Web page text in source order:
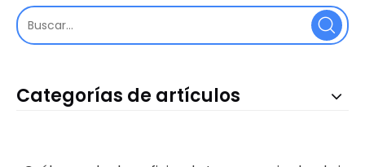
Categorías de artículos